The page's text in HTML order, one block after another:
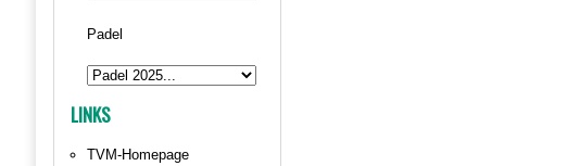
Padel
LINKS
TVM-Homepage